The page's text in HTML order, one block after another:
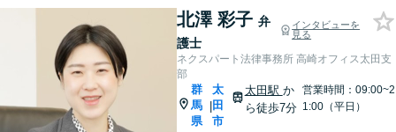
北澤 彩子 弁
護士
インタビューを
見る
ネクスパート法律事務所 高崎オフィス太田支
部
群
馬
県
|
太
田
市
太田駅 か
ら徒歩7分
営業時間：09:00~2
1:00（平日）